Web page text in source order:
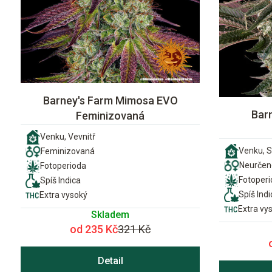
Barney's Farm Mimosa EVO
Feminizovaná
Venku, Vevnitř
Feminizovaná
Fotoperioda
Spíš Indica
Extra vysoký
Skladem
od 235 Kč321 Kč
Detail
Venku,
Spíš
Extra